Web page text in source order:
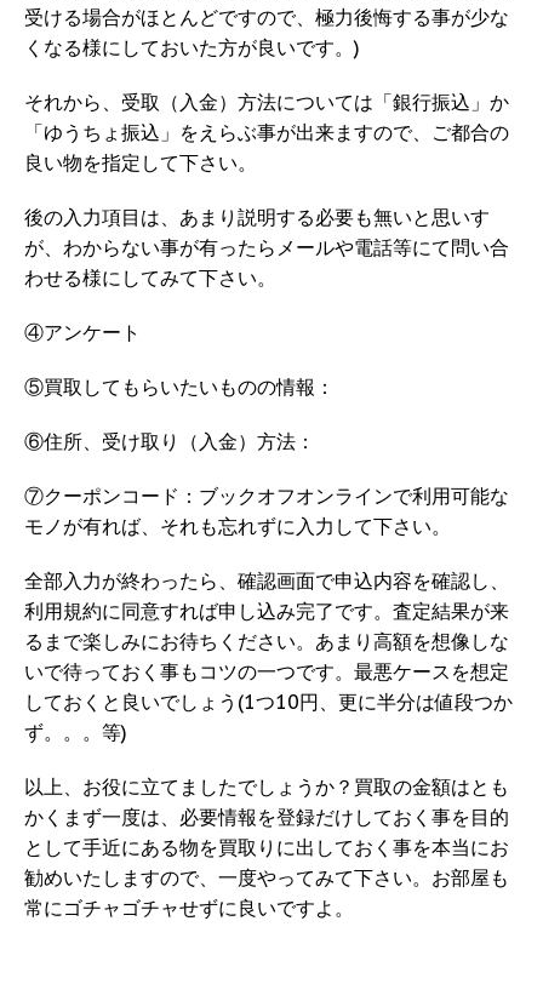
受ける場合がほとんどですので、極力後悔する事が少な
くなる様にしておいた方が良いです。)
それから、受取（入金）方法については「銀行振込」か
「ゆうちょ振込」をえらぶ事が出来ますので、ご都合の
良い物を指定して下さい。
後の入力項目は、あまり説明する必要も無いと思いす
が、わからない事が有ったらメールや電話等にて問い合
わせる様にしてみて下さい。
④アンケート
⑤買取してもらいたいものの情報：
⑥住所、受け取り（入金）方法：
⑦クーポンコード：ブックオフオンラインで利用可能な
モノが有れば、それも忘れずに入力して下さい。
全部入力が終わったら、確認画面で申込内容を確認し、
利用規約に同意すれば申し込み完了です。査定結果が来
るまで楽しみにお待ちください。あまり高額を想像しな
いで待っておく事もコツの一つです。最悪ケースを想定
しておくと良いでしょう(1つ10円、更に半分は値段つか
ず。。。等)
以上、お役に立てましたでしょうか？買取の金額はとも
かくまず一度は、必要情報を登録だけしておく事を目的
として手近にある物を買取りに出しておく事を本当にお
勧めいたしますので、一度やってみて下さい。お部屋も
常にゴチャゴチャせずに良いですよ。